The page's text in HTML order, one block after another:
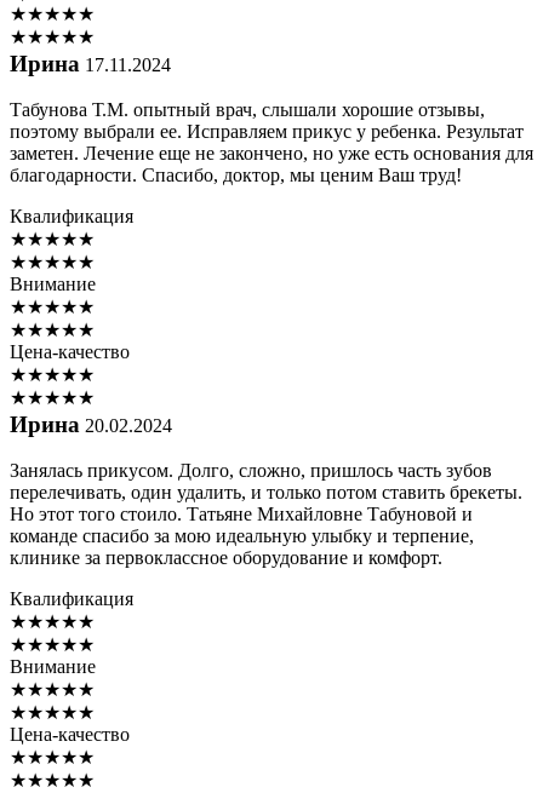
★★★★★
★★★★★
Ирина 17.11.2024
Табунова Т.М. опытный врач, слышали хорошие отзывы,
поэтому выбрали ее. Исправляем прикус у ребенка. Результат
заметен. Лечение еще не закончено, но уже есть основания для
благодарности. Спасибо, доктор, мы ценим Ваш труд!
Квалификация
★★★★★
★★★★★
Внимание
★★★★★
★★★★★
Цена-качество
★★★★★
★★★★★
Ирина 20.02.2024
Занялась прикусом. Долго, сложно, пришлось часть зубов
перелечивать, один удалить, и только потом ставить брекеты.
Но этот того стоило. Татьяне Михайловне Табуновой и
команде спасибо за мою идеальную улыбку и терпение,
клинике за первоклассное оборудование и комфорт.
Квалификация
★★★★★
★★★★★
Внимание
★★★★★
★★★★★
Цена-качество
★★★★★
★★★★★